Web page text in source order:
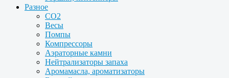
Разное
CO2
Весы
Помпы
Компрессоры
Аэраторные камни
Нейтрализаторы запаха
Аромамасла, ароматизаторы